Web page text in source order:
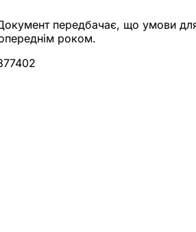
передбачає, що умови
роком.